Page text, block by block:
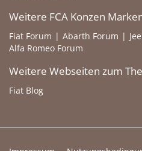
Weitere FCA Konzen
Fiat Forum Abarth Forum
Alfa Romeo Forum
Weitere Webseiten zum
Fiat Blog